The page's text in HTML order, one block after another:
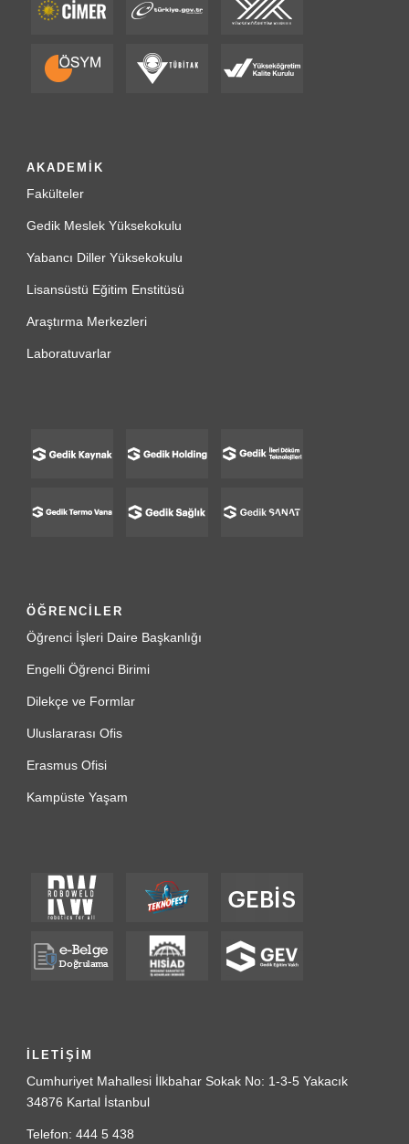
AKADEMİK
Fakülteler
Gedik Meslek Yüksekokulu
Yabancı Diller Yüksekokulu
Lisansüstü Eğitim Enstitüsü
Araştırma Merkezleri
Laboratuvarlar
ÖĞRENCİLER
Öğrenci İşleri Daire Başkanlığı
Engelli Öğrenci Birimi
Dilekçe ve Formlar
Uluslararası Ofis
Erasmus Ofisi
Kampüste Yaşam
İLETİŞİM
Cumhuriyet Mahallesi İlkbahar Sokak No: 1-3-5 Yakacık
34876 Kartal İstanbul
Telefon: 444 5 438